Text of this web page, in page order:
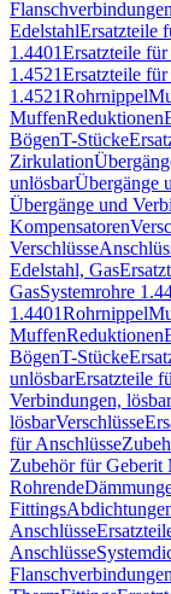
Flanschverbindungen
EdelstahlErsatzteile
1.4401Ersatzteile für
1.4521Ersatzteile
1.4521Rohrnippel
MuffenReduktionen
BögenT-Stücke
Zirkulation
unlösbarÜbergänge
Übergänge und
Kompensatoren
Verschlüsse
Edelstahl, Gas
GasSystemrohre
1.4401Rohrnippel
MuffenReduktionen
BögenT-Stücke
unlösbarErsatzteile
Verbindungen, lösbar
lösbarVerschlüsse
für Anschlüsse
Zubehör für Geberit
Rohrende
Fittings
Anschlüsse
Anschlüsse
Flanschverbindungen